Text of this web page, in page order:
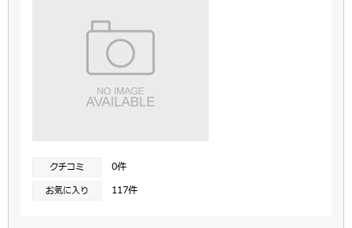
クチコミ 0件
お気に入り 117件